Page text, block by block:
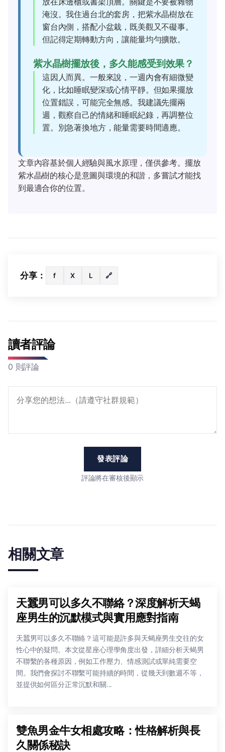
淹沒。我住過台北的套房，把紫水晶樹放在
窗台內側，搭配小盆栽，既美觀又不礙事。
但記得定期轉動方向，讓能量均勻擴散。
紫水晶樹擺放後，多久能感受到效果？
這因人而異。一般來說，一週內會有細微變
化，比如睡眠變深或心情平靜。但如果擺放
位置錯誤，可能完全無感。我建議先擺兩
週，觀察自己的情緒和睡眠紀錄，再調整位
置。別急著換地方，能量需要時間適應。
文章內容基於個人經驗與風水原理，僅供參考。擺放
紫水晶樹的核心是意圖與環境的和諧，多嘗試才能找
到最適合你的位置。
分享： f X L 🔗
讀者評論
0 則評論
發表評論
評論將在審核後顯示
相關文章
天蠶男可以多久不聯絡？深度解析天蝎
座男生的沉默模式與實用應對指南
天蠶男可以多久不聯絡？這可能是許多與天蝎座男生交往的女
性心中的疑問。本文從星座心理學角度出發，詳細分析天蝎男
不聯繫的各種原因，例如工作壓力、情感測試或單純需要空
間。我們會探討不聯繫可能持續的時間，從幾天到數週不等，
並提供如何區分正常沉默和關...
雙魚男金牛女相處攻略：性格解析與長
久關係秘訣